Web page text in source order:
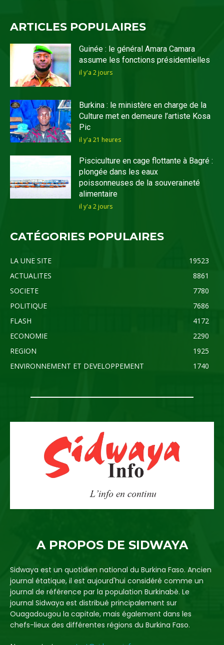
ARTICLES POPULAIRES
Guinée : le général Amara Camara
assume les fonctions présidentielles
il y'a 2 jours
Burkina : le ministère en charge de la
Culture met en demeure l’artiste Kosa
Pic
il y'a 21 heures
Pisciculture en cage flottante à Bagré :
plongée dans les eaux
poissonneuses de la souveraineté
alimentaire
il y'a 2 jours
CATÉGORIES POPULAIRES
LA UNE SITE
19523
ACTUALITES
8861
SOCIETE
7780
POLITIQUE
7686
FLASH
4172
ECONOMIE
2290
REGION
1925
ENVIRONNEMENT ET DEVELOPPEMENT
1740
A PROPOS DE SIDWAYA
Sidwaya est un quotidien national du Burkina Faso. Ancien
journal étatique, il est aujourd'hui considéré comme un
journal de référence par la population Burkinabè. Le
journal Sidwaya est distribué principalement sur
Ouagadougou la capitale, mais également dans les
chefs-lieux des différentes régions du Burkina Faso.